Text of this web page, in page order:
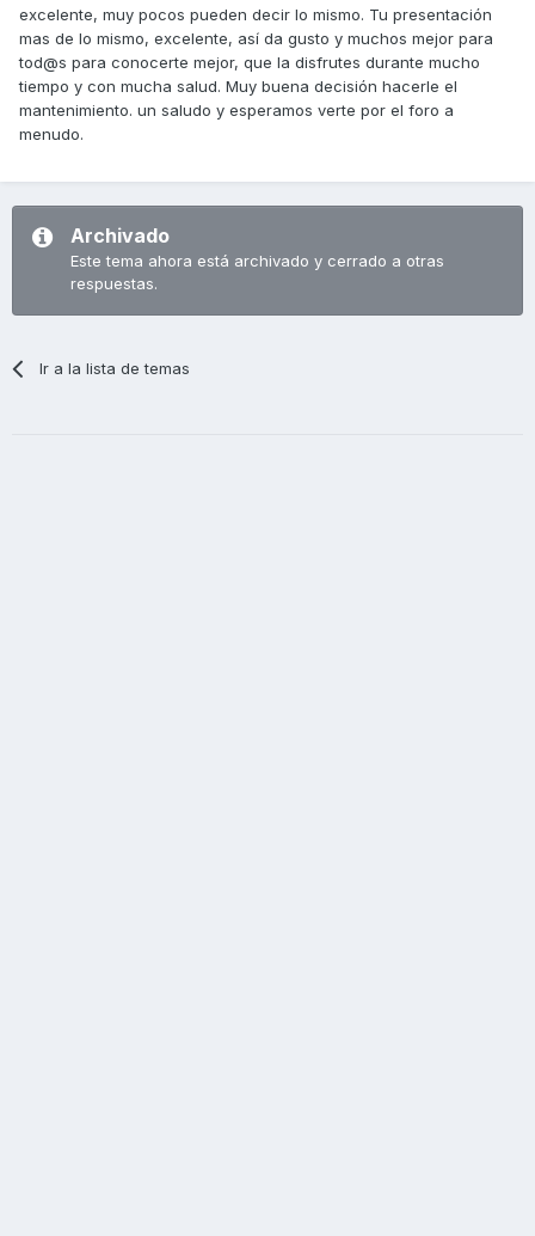
excelente, muy pocos pueden decir lo mismo. Tu presentación
mas de lo mismo, excelente, así da gusto y muchos mejor para
tod@s para conocerte mejor, que la disfrutes durante mucho
tiempo y con mucha salud. Muy buena decisión hacerle el
mantenimiento. un saludo y esperamos verte por el foro a
menudo.
Archivado
Este tema ahora está archivado y cerrado a otras
respuestas.
Ir a la lista de temas